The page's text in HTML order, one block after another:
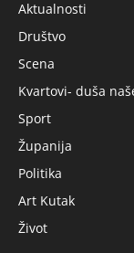
Aktualnosti
Društvo
Scena
Kvartovi- duša
Sport
Županija
Politika
Art Kutak
Život